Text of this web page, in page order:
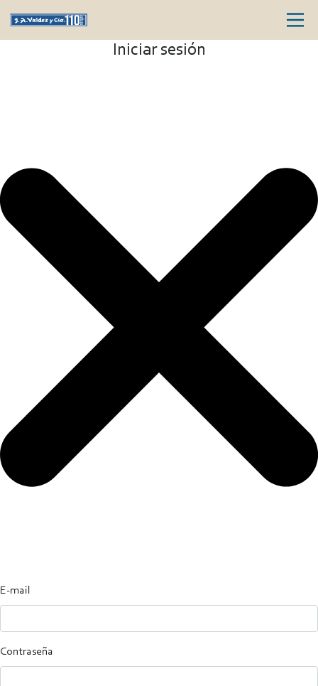
Iniciar sesión
E-mail
Contraseña